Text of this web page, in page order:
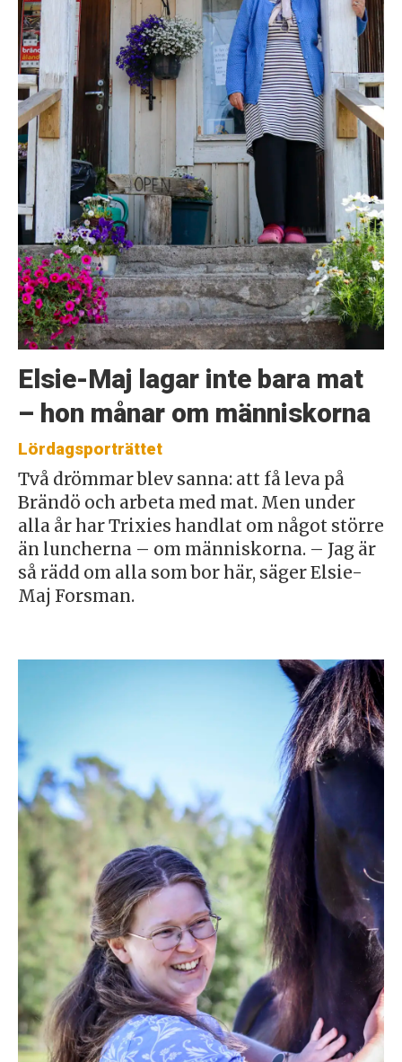
Elsie-Maj lagar inte bara mat
– hon månar om människorna
Lördagsporträttet
Två drömmar blev sanna: att få leva på
Brändö och arbeta med mat. Men under
alla år har Trixies handlat om något större
än luncherna – om människorna. – Jag är
så rädd om alla som bor här, säger Elsie-
Maj Forsman.